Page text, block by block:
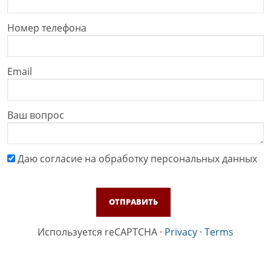
Номер телефона
Email
Ваш вопрос
Даю cогласие на обработку персональных данных
Используется reCAPTCHA · Privacy · Terms